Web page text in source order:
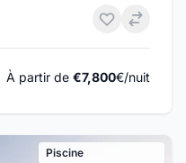
À partir de €7,800€/nuit
Piscine